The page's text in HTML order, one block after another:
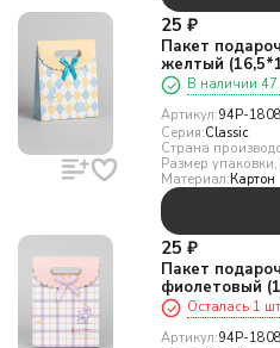
25 ₽
Пакет
желтый
В наличии 47
Артикул:94P-
Серия:Classic
Страна
Размер
Материал:Картон
25 ₽
Пакет
фиолетовый
Осталась 1
Артикул:94P-